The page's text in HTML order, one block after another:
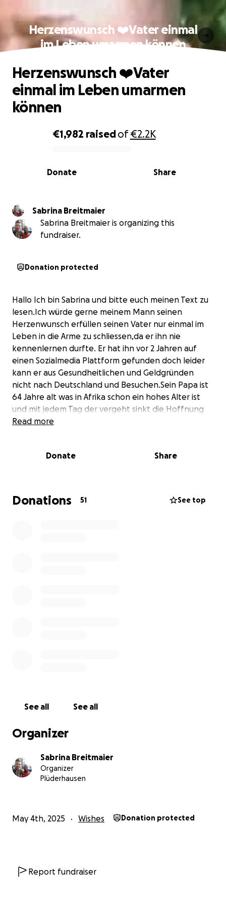
Herzenswunsch ❤️Vater einmal
im Leben umarmen können
0% complete
€1,982 raisedof€2.2K
Share
Donate
Herzenswunsch ❤️Vater
einmal im Leben umarmen
können
Sabrina Breitmaier
Sabrina Breitmaier is organizing this
fundraiser.
Donation protected
Hallo Ich bin Sabrina und bitte euch meinen Text zu
lesen.Ich würde gerne meinem Mann seinen
Herzenwunsch erfüllen seinen Vater nur einmal im
Leben in die Arme zu schliessen,da er ihn nie
kennenlernen durfte. Er hat ihn vor 2 Jahren auf
einen Sozialmedia Plattform gefunden doch leider
kann er aus Gesundheitlichen und Geldgründen
nicht nach Deutschland und Besuchen.Sein Papa ist
64 Jahre alt was in Afrika schon ein hohes Alter ist
und mit jedem Tag der vergeht sinkt die Hoffnung
das er ihn einmal sehen kann. Sein Vater war damals
damals in der 16 woche Schwanger mit ihm. Ich
,haben 4 Kids im Alter von 7,5,4,2 Jahren und da
müssen wir jeden Cent drehen.brauchen jeden Cent
Read more
Donate Share
Donations 51 See top
See all See all
Organizer
Sabrina Breitmaier
Organizer
Plüderhausen
May 4th, 2025 Wishes Donation protected
Report fundraiser